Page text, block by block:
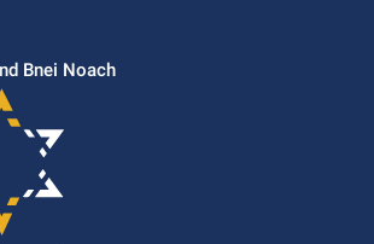
Bnei Noach